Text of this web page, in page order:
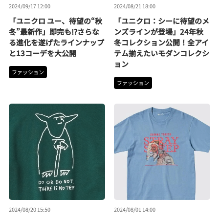
2024/09/17 12:00
「ユニクロ ユー、待望の“秋
冬”最新作」即完も!?さらな
る進化を遂げたラインナップ
と13コーデを大公開
ファッション
2024/08/21 18:00
「ユニクロ：シーに待望のメ
ンズラインが登場」24年秋
冬コレクション公開！全アイ
テム揃えたいモダンコレクシ
ョン
ファッション
2024/08/20 15:50 2024/08/01 14:00